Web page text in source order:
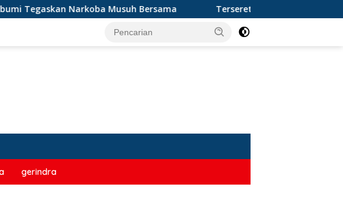
Tegaskan Narkoba Musuh Bersama Terseret Narkoba, Oknum
gerindra